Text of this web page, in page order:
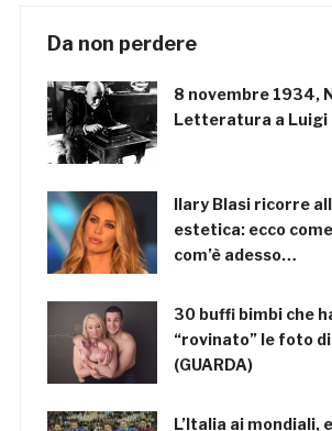
Da non perdere
8 novembre 1934,
Letteratura a Luigi
Ilary Blasi ricorre
estetica: ecco
com’è adesso…
30 buffi bimbi che
“rovinato” le foto
(GUARDA)
L’Italia ai mondiali,